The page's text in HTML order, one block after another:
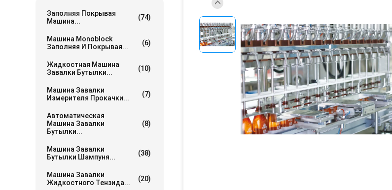
Заполняя Покрывая
Машина...
(74)
Машина Monoblock
Заполняя И Покрывая...
(6)
Жидкостная Машина
Завалки Бутылки...
(10)
Машина Завалки
Измерителя Прокачки...
(7)
Автоматическая
Машина Завалки
Бутылки...
(8)
Машина Завалки
Бутылки Шампуня...
(38)
Машина Завалки
Жидкостного Тензида...
(20)